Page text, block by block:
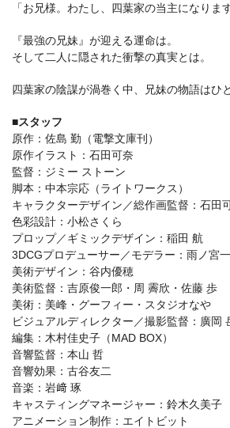
「お兄様。わたし、四葉家の当主になります
『最強の兄妹』が迎える運命は。
そして二人に隠された衝撃の真実とは。
四葉家の陰謀が渦巻く中、兄妹の物語はひ
■スタッフ
原作：佐島 勤（電撃文庫刊）
原作イラスト：石田可奈
監督：ジミー ストーン
脚本：中本宗応（ライトワークス）
キャラクターデザイン／総作画監督：石田
色彩設計：小松さくら
プロップ／ギミックデザイン：稲田 航
3DCGプロデューサー／モデラー：雨ノ宮
美術デザイン：谷内優穂
美術監督：吉原俊一郎・周 霽欣・佐藤 歩
美術：美峰・グーフィー・スタジオなや
ビジュアルディレクター／撮影監督：廣岡
編集：木村佳史子（MAD BOX）
音響監督：本山 哲
音響効果：古谷友二
音楽：岩﨑 琢
キャスティングマネージャー：鈴木久美子
アニメーション制作：エイトビット